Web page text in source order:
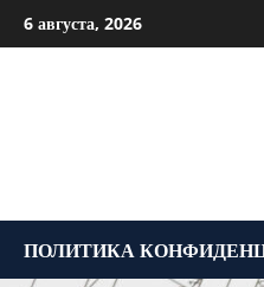
Перейти
к
6 августа, 2026
ПОЛИТИКА